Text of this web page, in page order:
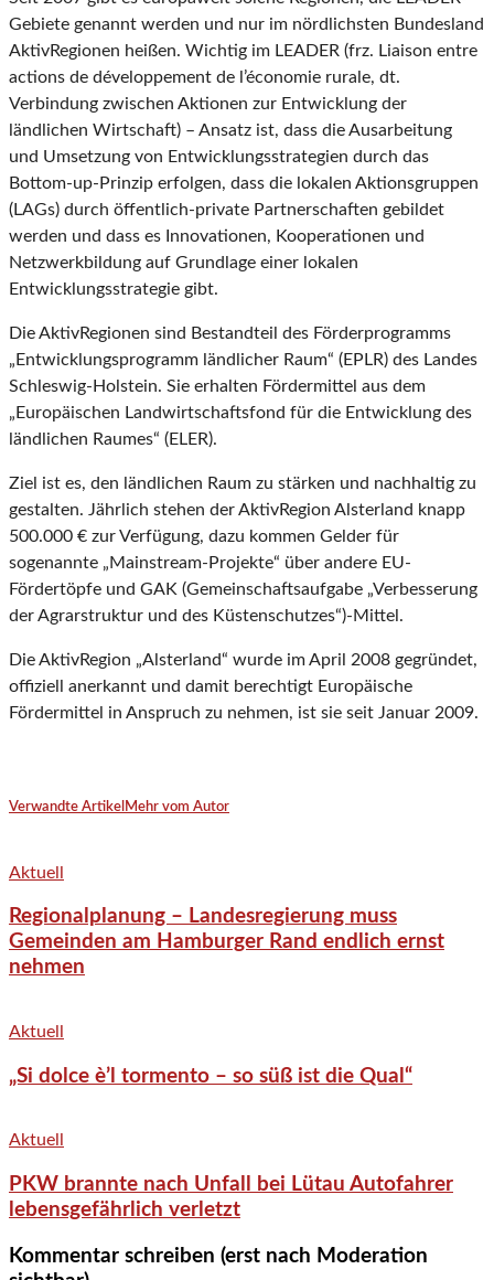
Gebiete genannt werden und nur im nördlichsten Bundesland
AktivRegionen heißen. Wichtig im LEADER (frz. Liaison entre
actions de développement de l’économie rurale, dt.
Verbindung zwischen Aktionen zur Entwicklung der
ländlichen Wirtschaft) – Ansatz ist, dass die Ausarbeitung
und Umsetzung von Entwicklungsstrategien durch das
Bottom-up-Prinzip erfolgen, dass die lokalen Aktionsgruppen
(LAGs) durch öffentlich-private Partnerschaften gebildet
werden und dass es Innovationen, Kooperationen und
Netzwerkbildung auf Grundlage einer lokalen
Entwicklungsstrategie gibt.
Die AktivRegionen sind Bestandteil des Förderprogramms
„Entwicklungsprogramm ländlicher Raum“ (EPLR) des Landes
Schleswig-Holstein. Sie erhalten Fördermittel aus dem
„Europäischen Landwirtschaftsfond für die Entwicklung des
ländlichen Raumes“ (ELER).
Ziel ist es, den ländlichen Raum zu stärken und nachhaltig zu
gestalten. Jährlich stehen der AktivRegion Alsterland knapp
500.000 € zur Verfügung, dazu kommen Gelder für
sogenannte „Mainstream-Projekte“ über andere EU-
Fördertöpfe und GAK (Gemeinschaftsaufgabe „Verbesserung
der Agrarstruktur und des Küstenschutzes“)-Mittel.
Die AktivRegion „Alsterland“ wurde im April 2008 gegründet,
offiziell anerkannt und damit berechtigt Europäische
Fördermittel in Anspruch zu nehmen, ist sie seit Januar 2009.
Verwandte Artikel Mehr vom Autor
Aktuell
Regionalplanung – Landesregierung muss
Gemeinden am Hamburger Rand endlich ernst
nehmen
Aktuell
„Si dolce è’l tormento – so süß ist die Qual“
Aktuell
PKW brannte nach Unfall bei Lütau Autofahrer
lebensgefährlich verletzt
Kommentar schreiben (erst nach Moderation